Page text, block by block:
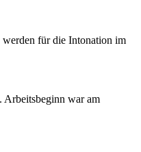
für die Intonation im
Arbeitsbeginn war am